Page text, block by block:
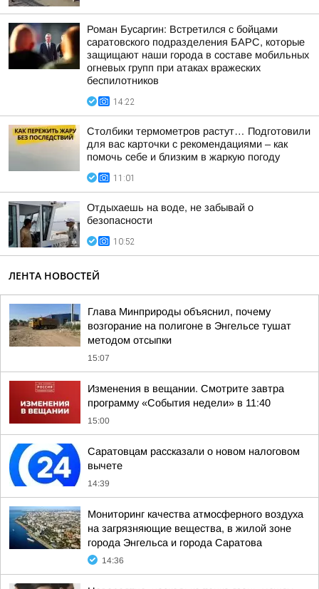
Роман Бусаргин: Встретился с бойцами
саратовского подразделения БАРС, которые
защищают наши города в составе мобильных
огневых групп при атаках вражеских
беспилотников
14:22
Столбики термометров растут… Подготовили
для вас карточки с рекомендациями – как
помочь себе и близким в жаркую погоду
11:01
Отдыхаешь на воде, не забывай о
безопасности
10:52
ЛЕНТА НОВОСТЕЙ
Глава Минприроды объяснил, почему
возгорание на полигоне в Энгельсе тушат
методом отсыпки
15:07
Изменения в вещании. Смотрите завтра
программу «События недели» в 11:40
15:00
Саратовцам рассказали о новом налоговом
вычете
14:39
Мониторинг качества атмосферного воздуха
на загрязняющие вещества, в жилой зоне
города Энгельса и города Саратова
14:36